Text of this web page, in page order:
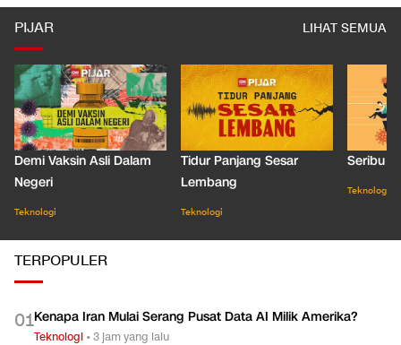
PIJAR LIHAT SEMUA
Demi Vaksin Asli Dalam
Negeri
Teknologi
Tidur Panjang Sesar
Lembang
Teknologi
Seribu
Teknologi
TERPOPULER
01Kenapa Iran Mulai Serang Pusat Data AI Milik Amerika?
Teknologi •3 jam yang lalu